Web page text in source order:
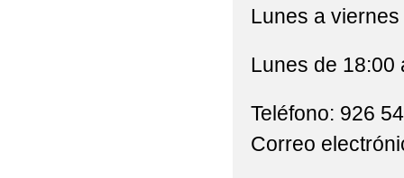
Lunes a
Lunes de 18:00
Teléfono: 926
Correo